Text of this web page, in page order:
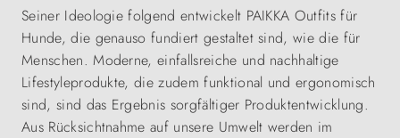
Seiner Ideologie folgend entwickelt PAIKKA Outfits für
Hunde, die genauso fundiert gestaltet sind, wie die für
Menschen. Moderne, einfallsreiche und nachhaltige
Lifestyleprodukte, die zudem funktional und ergonomisch
sind, sind das Ergebnis sorgfältiger Produktentwicklung.
Aus Rücksichtnahme auf unsere Umwelt werden im